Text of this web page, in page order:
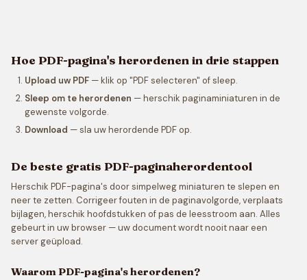
Hoe PDF-pagina's herordenen in drie stappen
Upload uw PDF — klik op "PDF selecteren" of sleep.
Sleep om te herordenen — herschik paginaminiaturen in de
gewenste volgorde.
Download — sla uw herordende PDF op.
De beste gratis PDF-paginaherordentool
Herschik PDF-pagina's door simpelweg miniaturen te slepen en
neer te zetten. Corrigeer fouten in de paginavolgorde, verplaats
bijlagen, herschik hoofdstukken of pas de leesstroom aan. Alles
gebeurt in uw browser — uw document wordt nooit naar een
server geüpload.
Waarom PDF-pagina's herordenen?